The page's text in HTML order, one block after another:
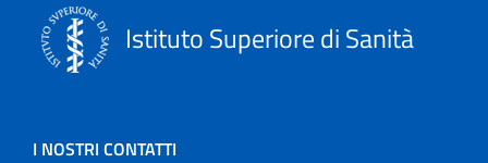
Istituto Superiore di Sanità
I NOSTRI CONTATTI